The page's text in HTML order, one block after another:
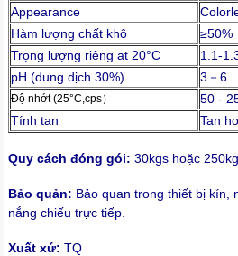
Appearance
Hàm lượng chất khô
≥50%
Trọng lượng riêng at 20°C
1.1-
pH (dung dịch 30%)
3－6
Độ nhớt (25°C,cps）
50 -
Tính tan
Tan
Quy cách đóng gói:30kgs hoặc
Bảo quản: Bảo quan trong thiết bị kín,
nắng chiếu trực tiếp.
Xuất xứ: TQ